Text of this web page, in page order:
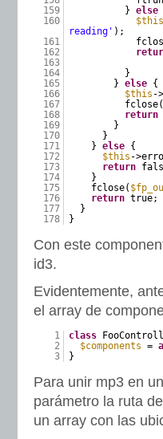
159
} else
160
$this
reading' );
161
162
163
164
}
165
} else {
166
$this -
167
fclose(
168
return
169
}
170
}
171
} else {
172
$this -
173
return
174
}
175
fclose(
176
return true;
177
}
178
}
Con este
id3.
Evidentemente,
el array de
1 class
2
$components =
3
}
Para unir mp3 en
parámetro la ruta
un array con las